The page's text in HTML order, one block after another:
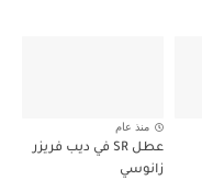
منذ عام
عطل SR في ديب فريزر
زانوسي